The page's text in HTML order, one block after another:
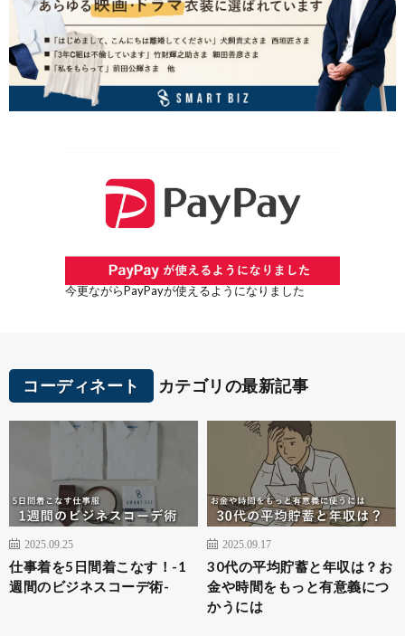
今更ながらPayPayが使えるようになりました
コーディネート カテゴリの最新記事
2025.09.25
仕事着を5日間着こなす！-1
週間のビジネスコーデ術-
2025.09.17
30代の平均貯蓄と年収は？お
金や時間をもっと有意義につ
かうには